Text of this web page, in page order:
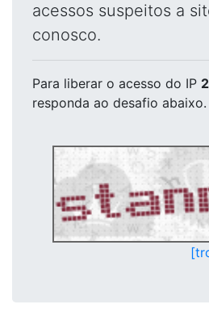
acessos suspeitos a
conosco.
Para liberar o acesso do IP
responda ao desafio abaixo.